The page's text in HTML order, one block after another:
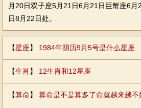
月20日双子座5月21日6月21日巨蟹座6
日8月22日处。
【星座】 1984年阴历9月5号是什么星座
【生肖 】 12生肖和12星座
【算命】 算命是不是算多了命就越来越不